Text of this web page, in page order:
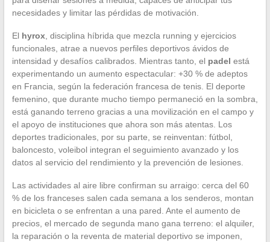
necesidades y limitar las pérdidas de motivación.
El hyrox, disciplina híbrida que mezcla running y ejercicios
funcionales, atrae a nuevos perfiles deportivos ávidos de
intensidad y desafíos calibrados. Mientras tanto, el padel está
experimentando un aumento espectacular: +30 % de adeptos
en Francia, según la federación francesa de tenis. El deporte
femenino, que durante mucho tiempo permaneció en la sombra,
está ganando terreno gracias a una movilización en el campo y
el apoyo de instituciones que ahora son más atentas. Los
deportes tradicionales, por su parte, se reinventan: fútbol,
baloncesto, voleibol integran el seguimiento avanzado y los
datos al servicio del rendimiento y la prevención de lesiones.
Las actividades al aire libre confirman su arraigo: cerca del 60
% de los franceses salen cada semana a los senderos, montan
en bicicleta o se enfrentan a una pared. Ante el aumento de
precios, el mercado de segunda mano gana terreno: el alquiler,
la reparación o la reventa de material deportivo se imponen,